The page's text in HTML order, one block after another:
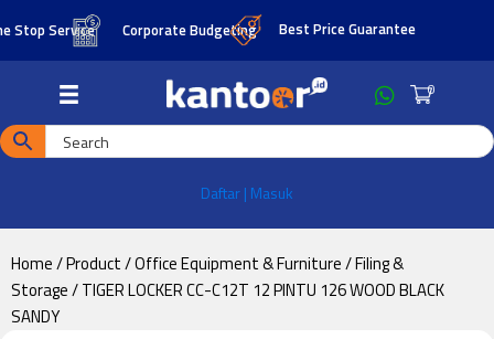
content
Service Corporate Budgeting Best Price Guarantee
0
Daftar | Masuk
Home/Product/Office Equipment & Furniture/Filing &
Storage/ TIGER LOCKER CC-C12T 12 PINTU 126 WOOD BLACK
SANDY